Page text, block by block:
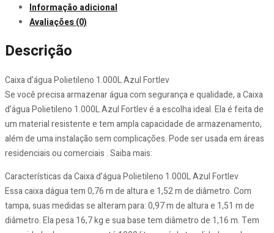
Informação adicional
Avaliações (0)
Descrição
Caixa d’água Polietileno 1.000L Azul Fortlev
Se você precisa armazenar água com segurança e qualidade, a Caixa
d’água Polietileno 1.000L Azul Fortlev é a escolha ideal. Ela é feita de
um material resistente e tem ampla capacidade de armazenamento,
além de uma instalação sem complicações. Pode ser usada em áreas
residenciais ou comerciais . Saiba mais:
Características da Caixa d’água Polietileno 1.000L Azul Fortlev
Essa caixa dágua tem 0,76 m de altura e 1,52 m de diâmetro. Com
tampa, suas medidas se alteram para: 0,97 m de altura e 1,51 m de
diâmetro. Ela pesa 16,7 kg e sua base tem diâmetro de 1,16 m. Tem